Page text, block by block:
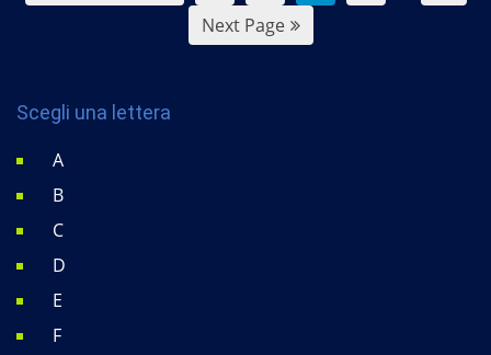
Next Page
Scegli una lettera
A
B
C
D
E
F